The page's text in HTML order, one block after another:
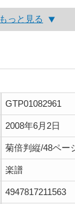
もっと見る
GTP01082961
2008年6月2日
菊倍判縦/48ペー
楽譜
4947817211563